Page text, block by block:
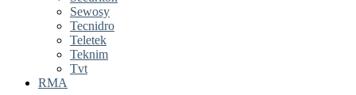
Sewosy
Tecnidro
Teletek
Teknim
Tvt
RMA